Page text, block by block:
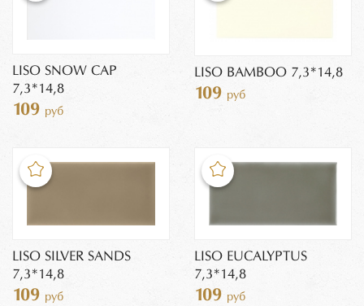
LISO SNOW CAP
7,3*14,8
109 руб
LISO BAMBOO 7,3*14,8
109 руб
LISO SILVER SANDS
7,3*14,8
109 руб
LISO EUCALYPTUS
7,3*14,8
109 руб